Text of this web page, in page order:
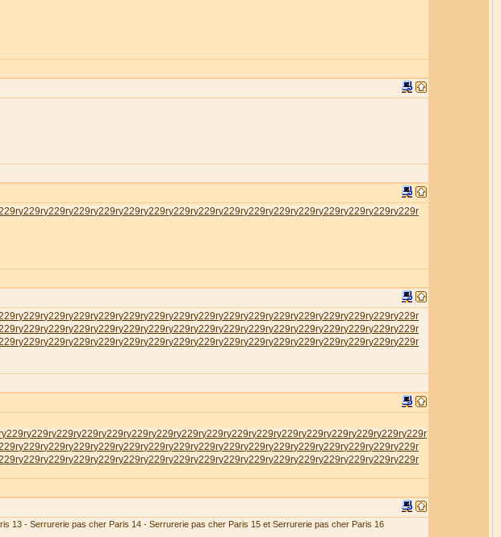
у229rу229rу229rу229rу229rу229rу229rу229rу229rу229rу229rу229rу229rу229rу229rу229r
у229rу229rу229rу229rу229rу229rу229rу229rу229rу229rу229rу229rу229rу229rу229rу229r
у229rу229rу229rу229rу229rу229rу229rу229rу229rу229rу229rу229rу229rу229rу229rу229r
у229rу229rу229rу229rу229rу229rу229rу229rу229rу229rу229rу229rу229rу229rу229rу229r
у229rу229rу229rу229rу229rу229rу229rу229rу229rу229rу229rу229rу229rу229rу229rу229rу229r
у229rу229rу229rу229rу229rу229rу229rу229rу229rу229rу229rу229rу229rу229rу229rу229r
у229rу229rу229rу229rу229rу229rу229rу229rу229rу229rу229rу229rу229rу229rу229rу229r
13 - Serrurerie pas cher Paris 14 - Serrurerie pas cher Paris 15 et Serrurerie pas cher Paris 16